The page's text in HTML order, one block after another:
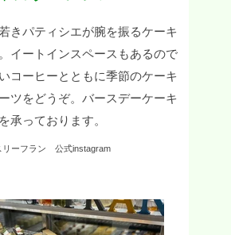
きパティシエが腕を振るケーキ
イートインスペースもあるので
コーヒーとともに季節のケーキ
ツをどうぞ。バースデーケーキ
承っております。
リーフラン 公式instagram